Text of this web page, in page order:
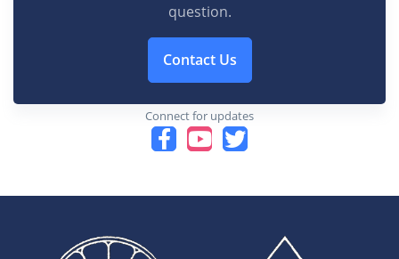
question.
Contact Us
Connect for updates